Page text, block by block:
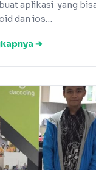
aplikasi yang
dan ios…
➔